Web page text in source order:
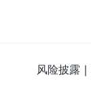
风险披露